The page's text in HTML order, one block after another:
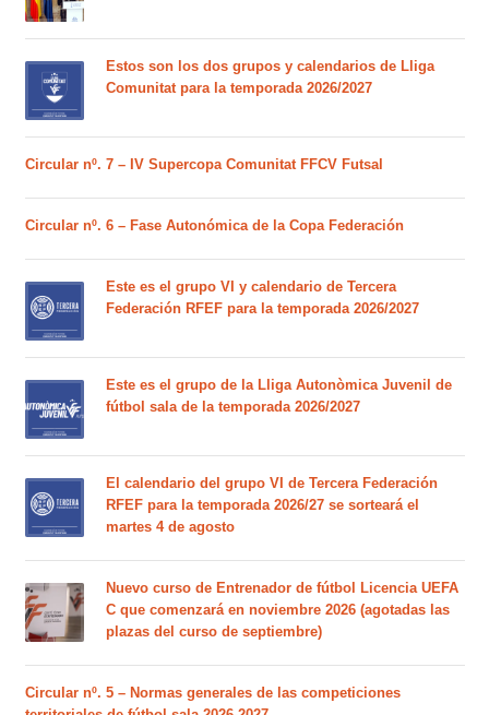
Estos son los dos grupos y calendarios de Lliga
Comunitat para la temporada 2026/2027
Circular nº. 7 – IV Supercopa Comunitat FFCV Futsal
Circular nº. 6 – Fase Autonómica de la Copa Federación
Este es el grupo VI y calendario de Tercera
Federación RFEF para la temporada 2026/2027
Este es el grupo de la Lliga Autonòmica Juvenil de
fútbol sala de la temporada 2026/2027
El calendario del grupo VI de Tercera Federación
RFEF para la temporada 2026/27 se sorteará el
martes 4 de agosto
Nuevo curso de Entrenador de fútbol Licencia UEFA
C que comenzará en noviembre 2026 (agotadas las
plazas del curso de septiembre)
Circular nº. 5 – Normas generales de las competiciones